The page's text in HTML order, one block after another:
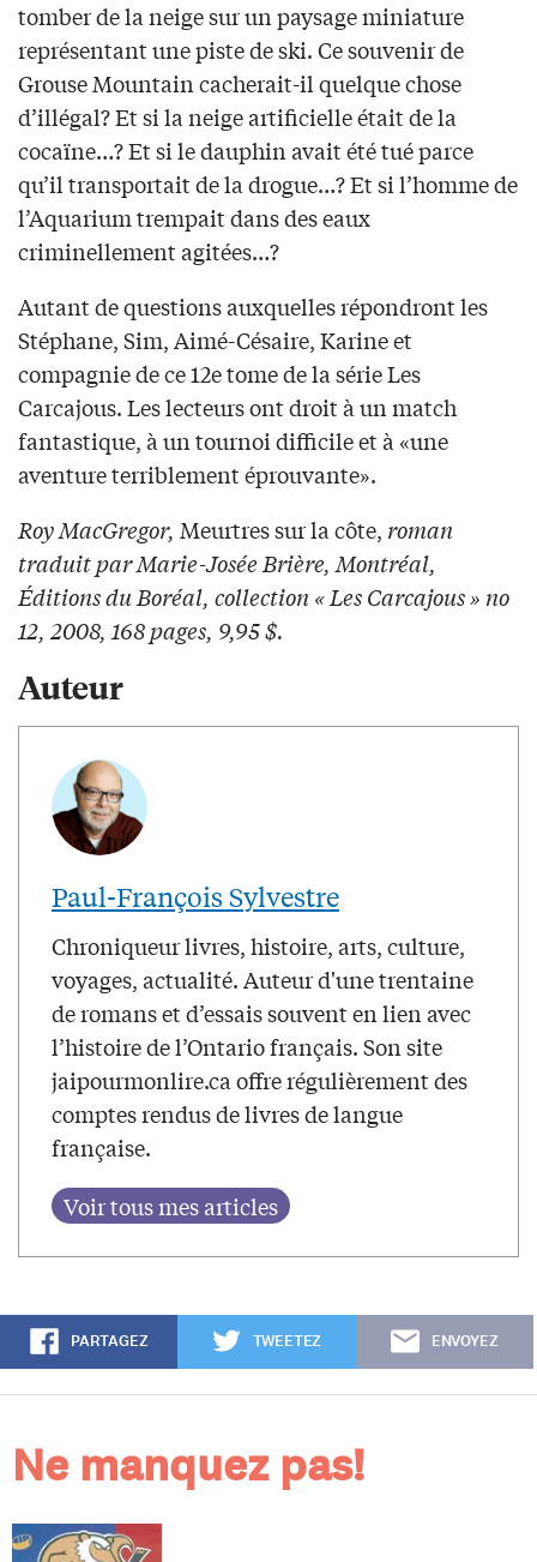
tomber de la neige sur un paysage miniature
représentant une piste de ski. Ce souvenir de
Grouse Mountain cacherait-il quelque chose
d’illégal? Et si la neige artificielle était de la
cocaïne…? Et si le dauphin avait été tué parce
qu’il transportait de la drogue…? Et si l’homme de
l’Aquarium trempait dans des eaux
criminellement agitées…?
Autant de questions auxquelles répondront les
Stéphane, Sim, Aimé-Césaire, Karine et
compagnie de ce 12e tome de la série Les
Carcajous. Les lecteurs ont droit à un match
fantastique, à un tournoi difficile et à «une
aventure terriblement éprouvante».
Roy MacGregor, Meurtres sur la côte, roman
traduit par Marie-Josée Brière, Montréal,
Éditions du Boréal, collection « Les Carcajous » no
12, 2008, 168 pages, 9,95 $.
Auteur
Paul-François Sylvestre
Chroniqueur livres, histoire, arts, culture,
voyages, actualité. Auteur d'une trentaine
de romans et d’essais souvent en lien avec
l’histoire de l’Ontario français. Son site
jaipourmonlire.ca offre régulièrement des
comptes rendus de livres de langue
française.
PARTAGEZ TWEETEZ ENVOYEZ
Ne manquez pas!